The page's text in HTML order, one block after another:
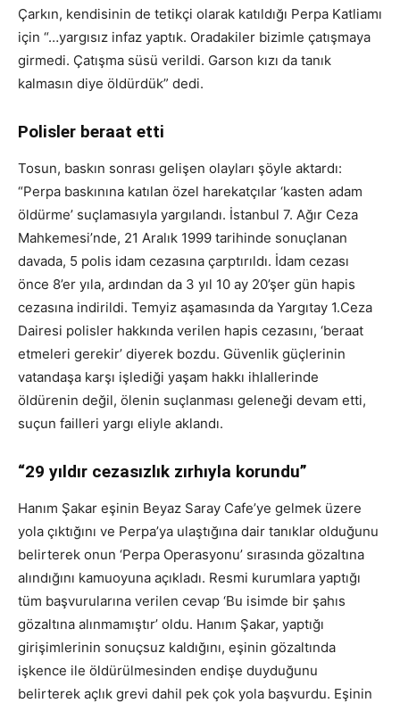
Çarkın, kendisinin de tetikçi olarak katıldığı Perpa Katliamı
için “…yargısız infaz yaptık. Oradakiler bizimle çatışmaya
girmedi. Çatışma süsü verildi. Garson kızı da tanık
kalmasın diye öldürdük” dedi.
Polisler beraat etti
Tosun, baskın sonrası gelişen olayları şöyle aktardı:
“Perpa baskınına katılan özel harekatçılar ‘kasten adam
öldürme’ suçlamasıyla yargılandı. İstanbul 7. Ağır Ceza
Mahkemesi’nde, 21 Aralık 1999 tarihinde sonuçlanan
davada, 5 polis idam cezasına çarptırıldı. İdam cezası
önce 8’er yıla, ardından da 3 yıl 10 ay 20’şer gün hapis
cezasına indirildi. Temyiz aşamasında da Yargıtay 1.Ceza
Dairesi polisler hakkında verilen hapis cezasını, ‘beraat
etmeleri gerekir’ diyerek bozdu. Güvenlik güçlerinin
vatandaşa karşı işlediği yaşam hakkı ihlallerinde
öldürenin değil, ölenin suçlanması geleneği devam etti,
suçun failleri yargı eliyle aklandı.
“29 yıldır cezasızlık zırhıyla korundu”
Hanım Şakar eşinin Beyaz Saray Cafe’ye gelmek üzere
yola çıktığını ve Perpa’ya ulaştığına dair tanıklar olduğunu
belirterek onun ‘Perpa Operasyonu’ sırasında gözaltına
alındığını kamuoyuna açıkladı. Resmi kurumlara yaptığı
tüm başvurularına verilen cevap ‘Bu isimde bir şahıs
gözaltına alınmamıştır’ oldu. Hanım Şakar, yaptığı
girişimlerinin sonuçsuz kaldığını, eşinin gözaltında
işkence ile öldürülmesinden endişe duyduğunu
belirterek açlık grevi dahil pek çok yola başvurdu. Eşinin